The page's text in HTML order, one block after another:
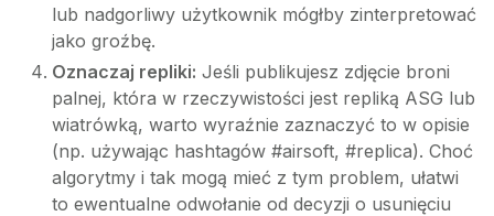
lub nadgorliwy użytkownik mógłby zinterpretować
jako groźbę.
Oznaczaj repliki: Jeśli publikujesz zdjęcie broni
palnej, która w rzeczywistości jest repliką ASG lub
wiatrówką, warto wyraźnie zaznaczyć to w opisie
(np. używając hashtagów #airsoft, #replica). Choć
algorytmy i tak mogą mieć z tym problem, ułatwi
to ewentualne odwołanie od decyzji o usunięciu